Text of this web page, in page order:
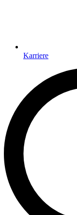
Karriere